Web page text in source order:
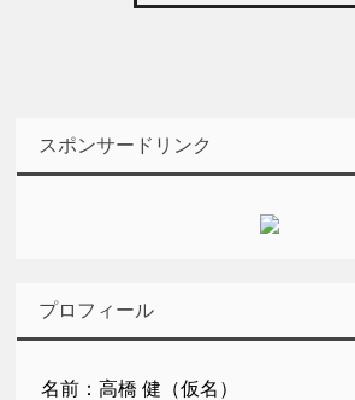
スポンサードリンク
プロフィール
名前：高橋 健（仮名）